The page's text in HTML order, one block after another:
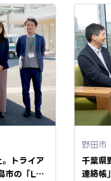
トライア
市の「L…
野田市
千葉県
連絡帳